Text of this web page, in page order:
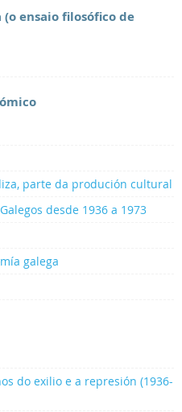
ensaio filosófico de
parte da produción cultural
desde 1936 a 1973
galega
do exilio e a represión (1936-